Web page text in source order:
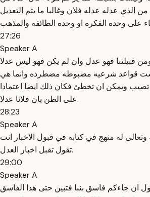
الذي عدله عدله فلان وغالبا ما يتم التعديل
27:26
Speaker A
قبيلتنا فهو عدل وان لم يكن فهو ليس عدلا
قواعد شرعيه مضبوطه مضطرده وانما هي
ويمكن ان تخطئ فكان ذلك ايضا اعتمادا
على الظن بان فلانا عدلا.
28:23
Speaker A
له منهج في كتابه في قبول الاخبار انت
تقول تقبل اخبار العدل.
29:00
Speaker A
ان جاءكم فاسق بنبا فتبين حتى هذا الفاسق